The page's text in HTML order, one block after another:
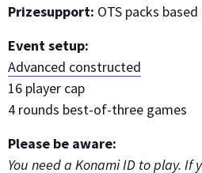
Prizesupport: OTS packs
Event setup:
Advanced constructed
16 player cap
4 rounds best-of-three games
Please be aware:
You need a Konami ID to play. If